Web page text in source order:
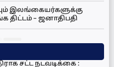
இலங்கையர்களுக்கு
திட்டம் – ஜனாதிபதி
சட்ட நடவடிக்கை :